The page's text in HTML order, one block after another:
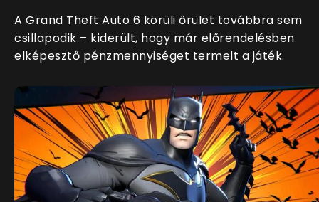
A Grand Theft Auto 6 körüli őrület továbbra sem
csillapodik – kiderült, hogy már előrendelésben
elképesztő pénzmennyiséget termelt a játék.